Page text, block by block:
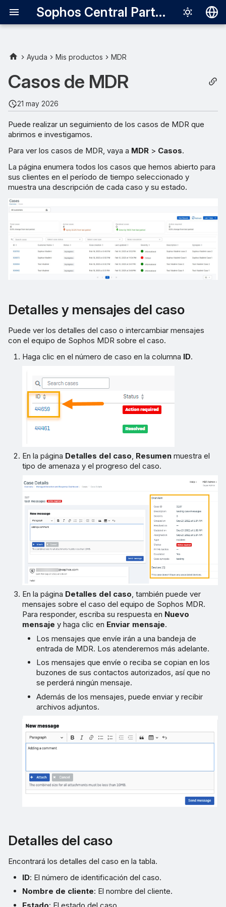
Sophos Central Partner
Italiano
日本語
Português
中文（繁體）
Tipo
Derivación
Ayuda Mis productos MDR
Casos de MDR
21 may 2026
Puede realizar un seguimiento de los casos de MDR que
abrimos e investigamos.
Para ver los casos de MDR, vaya a MDR > Casos.
La página enumera todos los casos que hemos abierto para
sus clientes en el período de tiempo seleccionado y
muestra una descripción de cada caso y su estado.
Detalles y mensajes del caso
Puede ver los detalles del caso o intercambiar mensajes
con el equipo de Sophos MDR sobre el caso.
Haga clic en el número de caso en la columna ID.
En la página Detalles del caso, Resumen muestra el
tipo de amenaza y el progreso del caso.
En la página Detalles del caso, también puede ver
mensajes sobre el caso del equipo de Sophos MDR.
Para responder, escriba su respuesta en Nuevo
mensaje y haga clic en Enviar mensaje.
Los mensajes que envíe irán a una bandeja de
entrada de MDR. Los atenderemos más adelante.
Los mensajes que envíe o reciba se copian en los
buzones de sus contactos autorizados, así que no
se perderá ningún mensaje.
Además de los mensajes, puede enviar y recibir
archivos adjuntos.
Detalles del caso
Encontrará los detalles del caso en la tabla.
ID: El número de identificación del caso.
Nombre de cliente: El nombre del cliente.